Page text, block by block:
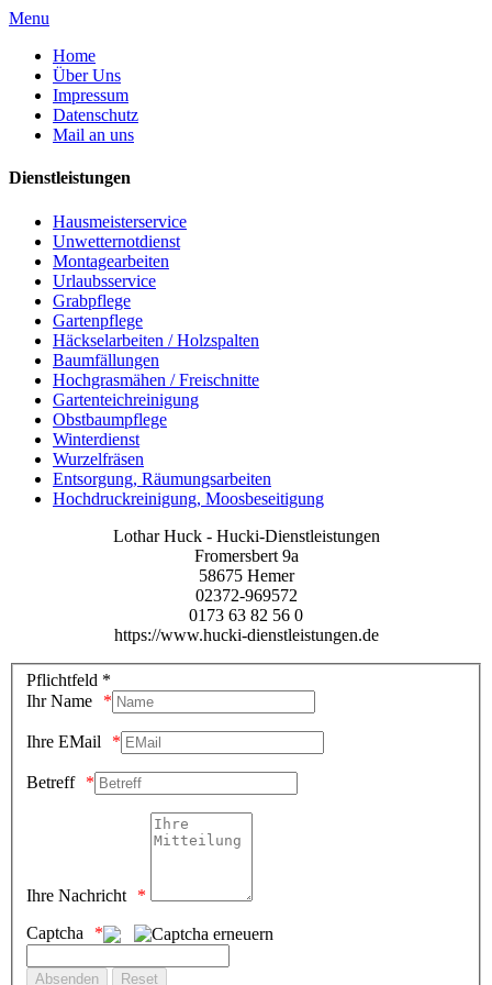
Menu
Home
Über Uns
Impressum
Datenschutz
Mail an uns
Dienstleistungen
Hausmeisterservice
Unwetternotdienst
Montagearbeiten
Urlaubsservice
Grabpflege
Gartenpflege
Häckselarbeiten / Holzspalten
Baumfällungen
Hochgrasmähen / Freischnitte
Gartenteichreinigung
Obstbaumpflege
Winterdienst
Wurzelfräsen
Entsorgung, Räumungsarbeiten
Hochdruckreinigung, Moosbeseitigung
Lothar Huck - Hucki-Dienstleistungen
Fromersbert 9a
58675 Hemer
02372-969572
0173 63 82 56 0
https://www.hucki-dienstleistungen.de
Pflichtfeld *
Ihr Name
Ihre EMail
Betreff
Ihre Nachricht
Captcha